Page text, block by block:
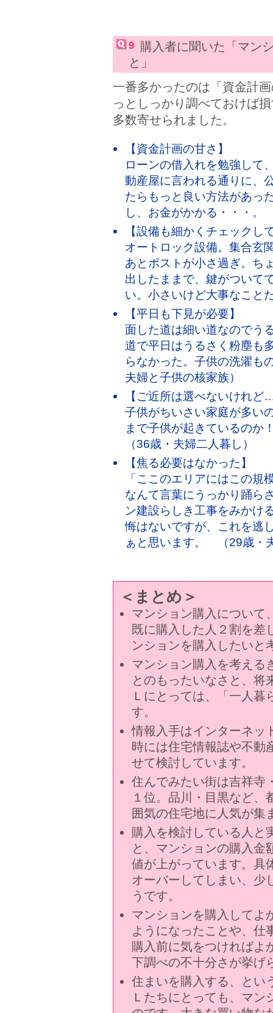
9
購入者に聞いた「マン
と」
一番多かったのは「資金計
っとしっかり調べておけば
多数寄せられました。
【資金計画の甘さ】
ローンの借入れを勉強して
動産屋に言われる通りに、
たらもっと良い方法があっ
し、お金がかかる・・・
【設備も細かくチェック
オートロック設備。集合玄
あとポストが小さ過ぎ。ち
出したままで、鍵がついて
い。小さいけど大事なこ
【平日も下見が必要】
面した道は細い道なのでう
道で平日はうるさく粉塵も
らなかった。子供の洗濯
夫婦と子供の核家族）
【ご近所は選べないけれど
子供がちいさい家庭が多い
まで子供が起きているの
（36歳・夫婦二人暮し）
【焦る必要はなかった】
「ここのエリアにはこの
なんて言葉にうっかり踊ら
ン建設らしき工事をみかけ
悔はないですが、これを逃
ぁと思います。 （29歳・
＜まとめ＞
マンション購入について
既に購入した人２割を差
ンションを購入したいと
マンション購入を考える
とのもったいなさと、将
Ｌにとっては、「一人
す。
情報入手はインターネッ
時には住宅情報誌や不動
せて検討しています。
住んでみたい街は吉祥寺
１位。品川・目黒など、
囲気の住宅地に人気が集
購入を検討している人と
と、マンションの購入金
値が上がっています。具
オーバーしてしまい、少
うです。
マンションを購入してよ
ようになったことや、仕
購入前に気をつければよ
下調べの不十分さが挙げ
住まいを購入する、とい
Ｌたちにとっても、マ